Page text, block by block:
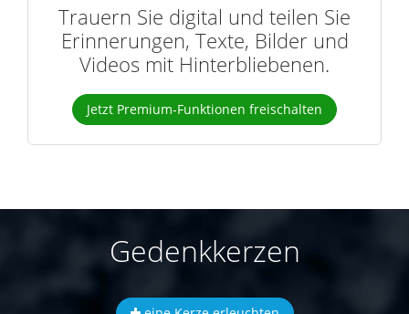
Trauern Sie digital und teilen Sie
Erinnerungen, Texte, Bilder und
Videos mit Hinterbliebenen.
Jetzt Premium-Funktionen freischalten
Gedenkkerzen